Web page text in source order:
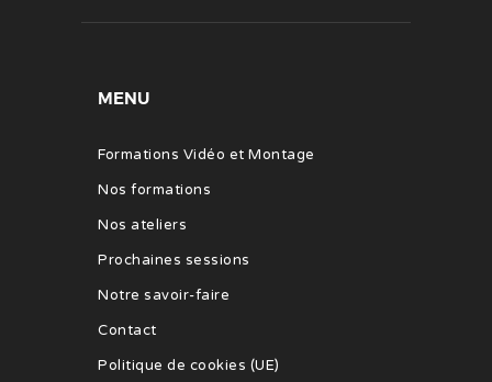
MENU
Formations Vidéo et Montage
Nos formations
Nos ateliers
Prochaines sessions
Notre savoir-faire
Contact
Politique de cookies (UE)